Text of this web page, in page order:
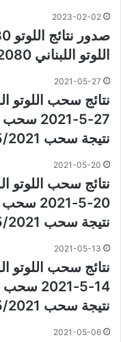
2023-02-02
اللوتو اللبناني 2080
2021-05-27
نتيجة سحب 27/5/2021
2021-05-20
نتيجة سحب 20/5/2021
2021-05-13
نتيجة سحب 13/5/2021
2021-05-06